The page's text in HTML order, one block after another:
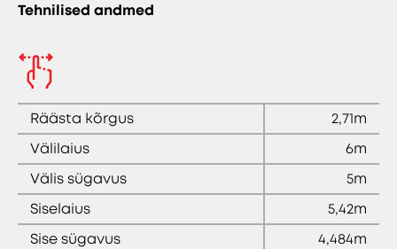
Tehnilised andmed
Räästa kõrgus
2,71m
Välilaius
6m
Välis sügavus
5m
Siselaius
5,42m
Sise sügavus
4,484m